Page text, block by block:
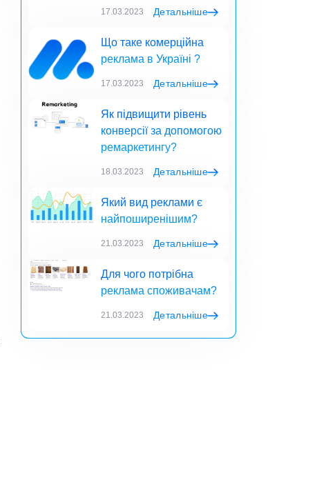
17.03.2023 Детальніше
Що таке комерційна
реклама в Україні ?
17.03.2023 Детальніше
Як підвищити рівень
конверсії за допомогою
ремаркетингу?
18.03.2023 Детальніше
Який вид реклами є
найпоширенішим?
21.03.2023 Детальніше
Для чого потрібна
реклама споживачам?
21.03.2023 Детальніше